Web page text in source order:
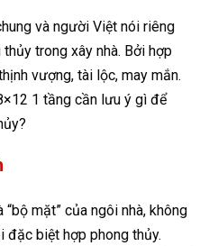
và người Việt nói riêng
trong xây nhà. Bởi hợp
vượng, tài lộc, may mắn.
1 tầng cần lưu ý gì để
mặt” của ngôi nhà, không
đặc biệt hợp phong thủy.